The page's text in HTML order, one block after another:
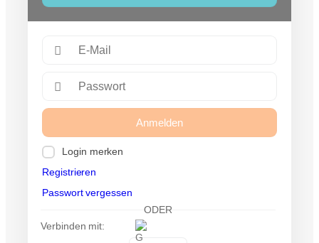
Anmelden
Login merken
Registrieren
Passwort vergessen
ODER
Verbinden mit: